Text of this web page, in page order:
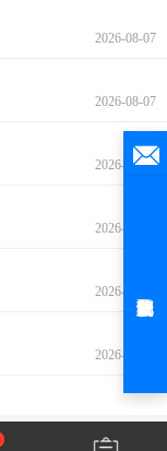
2026-08-07
2026-08-07
2026-08-07
2026-08-07
2026-08-07
2026-08-07